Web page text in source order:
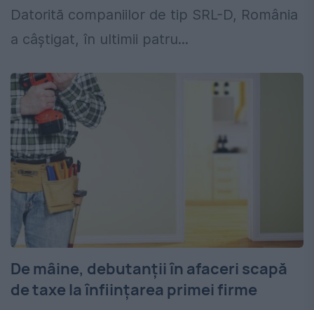
Datorită companiilor de tip SRL-D, România
a câștigat, în ultimii patru...
De mâine, debutanții în afaceri scapă
de taxe la înființarea primei firme